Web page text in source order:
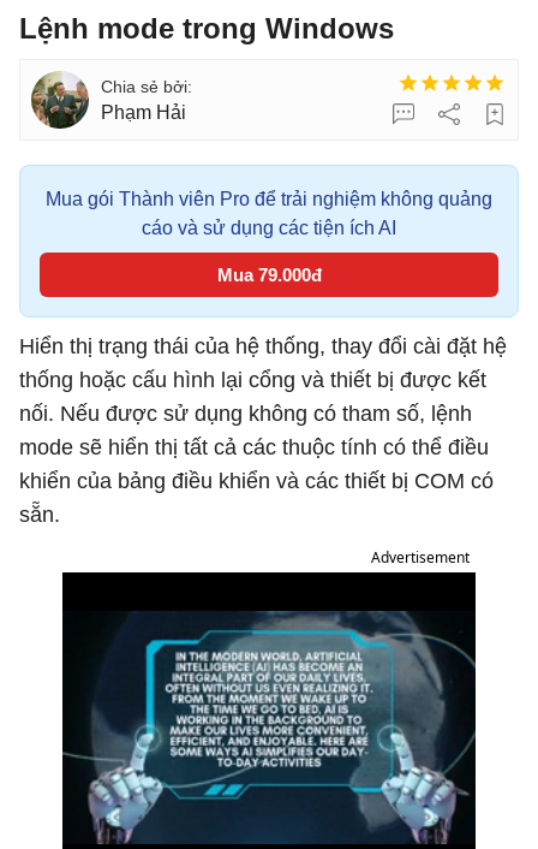
Lệnh mode trong Windows
Phạm Hải
Mua gói Thành viên Pro để trải nghiệm không quảng
cáo và sử dụng các tiện ích AI
Mua 79.000đ
Hiển thị trạng thái của hệ thống, thay đổi cài đặt hệ
thống hoặc cấu hình lại cổng và thiết bị được kết
nối. Nếu được sử dụng không có tham số, lệnh
mode sẽ hiển thị tất cả các thuộc tính có thể điều
khiển của bảng điều khiển và các thiết bị COM có
sẵn.
Advertisement